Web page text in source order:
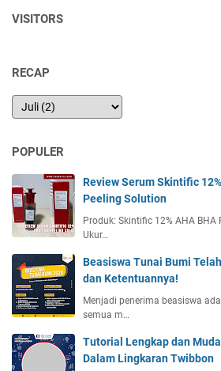
VISITORS
RECAP
POPULER
Review Serum Skintific
Peeling Solution
Produk: Skintific 12% AHA
Ukur…
Beasiswa Tunai Bumi
dan Ketentuannya!
Menjadi penerima beasiswa
semua m…
Tutorial Lengkap dan
Dalam Lingkaran Twibbon